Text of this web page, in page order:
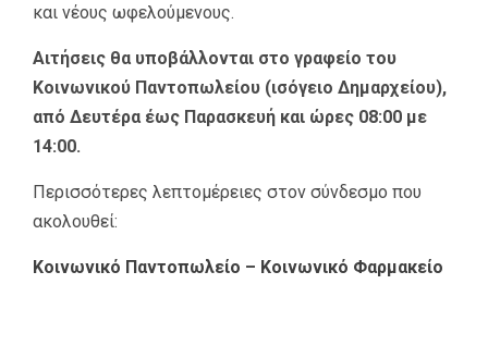
και νέους ωφελούμενους.
Αιτήσεις θα υποβάλλονται στο γραφείο του
Κοινωνικού Παντοπωλείου (ισόγειο Δημαρχείου),
από Δευτέρα έως Παρασκευή και ώρες 08:00 με
14:00.
Περισσότερες λεπτομέρειες στον σύνδεσμο που
ακολουθεί:
Κοινωνικό Παντοπωλείο – Κοινωνικό Φαρμακείο